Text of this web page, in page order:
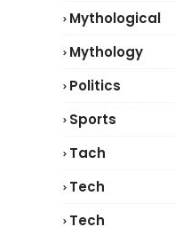
Mythological
Mythology
Politics
Sports
Tach
Tech
Tech